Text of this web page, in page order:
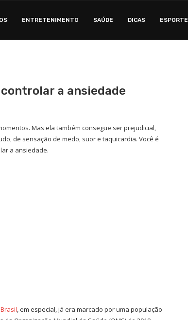
ENTRETENIMENTO SAÚDE DICAS ESPORTE
a ansiedade
Mas ela também consegue ser prejudicial,
de sensação de medo, suor e taquicardia. Você é
a ansiedade.
Brasil, em especial, já era marcado por uma população